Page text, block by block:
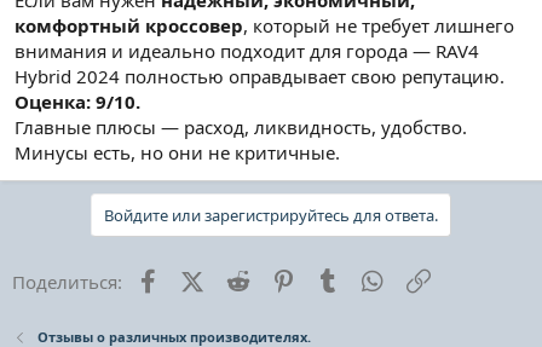
комфортный кроссовер, который не требует лишнего
внимания и идеально подходит для города — RAV4
Hybrid 2024 полностью оправдывает свою репутацию.
Оценка: 9/10.
Главные плюсы — расход, ликвидность, удобство.
Минусы есть, но они не критичные.
Войдите или зарегистрируйтесь для ответа.
Поделиться: FacebookX (Twitter)
Reddit PinterestTumblr WhatsApp
Отзывы о различных производителях.